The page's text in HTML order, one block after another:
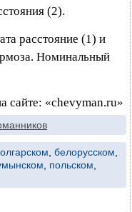
(2).
расстояние (1) и
Номинальный
сайте: «chevyman.ru»
белорусском
польском